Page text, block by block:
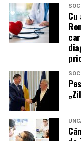
Printre cele mai
tehnologie
stabilitate
rezistență
protecție
reducerea